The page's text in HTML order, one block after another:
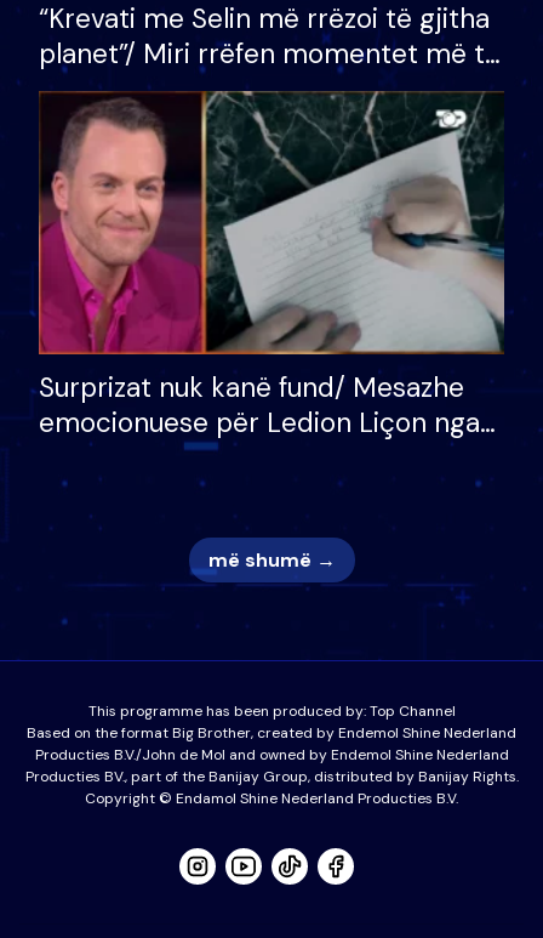
“Krevati me Selin më rrëzoi të gjitha
planet”/ Miri rrëfen momentet më të
bukura në shtëpinë e BB VIP: Do më
mungojë zilja e mëngjesit kur…
Surprizat nuk kanë fund/ Mesazhe
emocionuese për Ledion Liçon nga
nëna dhe fëmijët e tij, moderatori
nuk i mban dot lotët: Nuk meritoj…
më shumë →
This programme has been produced by:Top Channel
Based on the format Big Brother, created by Endemol Shine Nederland
Producties B.V./John de Mol and owned by Endemol Shine Nederland
Producties BV., part of the Banijay Group, distributed by Banijay Rights.
Copyright © Endamol Shine Nederland Producties B.V.